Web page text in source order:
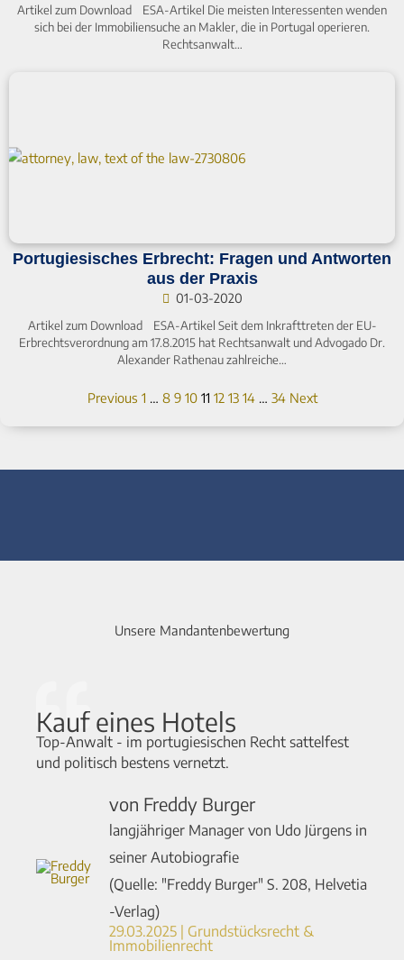
Artikel zum Download ESA-Artikel Die meisten Interessenten wenden
sich bei der Immobiliensuche an Makler, die in Portugal operieren.
Rechtsanwalt…
Portugiesisches Erbrecht: Fragen und Antworten
aus der Praxis
01-03-2020
Artikel zum Download ESA-Artikel Seit dem Inkrafttreten der EU-
Erbrechtsverordnung am 17.8.2015 hat Rechtsanwalt und Advogado Dr.
Alexander Rathenau zahlreiche…
Previous 1 … 8 9 10 11 12 13 14 … 34 Next
Unsere Mandantenbewertung
Kauf eines Hotels
Top-Anwalt - im portugiesischen Recht sattelfest
und politisch bestens vernetzt.
von Freddy Burger
langjähriger Manager von Udo Jürgens in
seiner Autobiografie
(Quelle: "Freddy Burger" S. 208, Helvetia
-Verlag)
29.03.2025 | Grundstücksrecht &
Immobilienrecht